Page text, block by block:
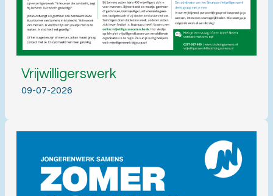
Vrijwilligerswerk
09-07-2026